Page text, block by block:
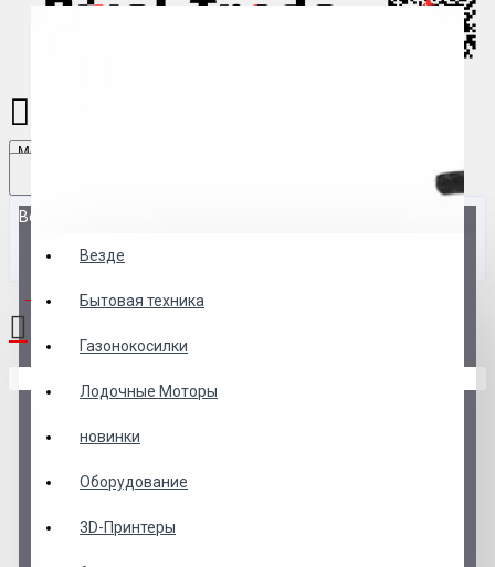
Menu
Везде
Везде
Бытовая техника
Газонокосилки
Лодочные Моторы
новинки
Оборудование
3D-Принтеры
0 товар(ов) - 0 р.